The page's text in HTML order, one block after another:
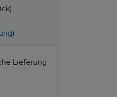
)
Lieferung